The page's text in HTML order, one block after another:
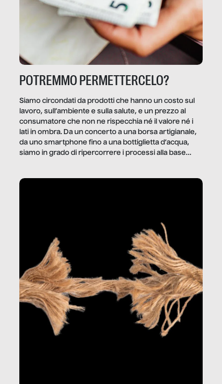
POTREMMO PERMETTERCELO?
Siamo circondati da prodotti che hanno un costo sul
lavoro, sull’ambiente e sulla salute, e un prezzo al
consumatore che non ne rispecchia né il valore né i
lati in ombra. Da un concerto a una borsa artigianale,
da uno smartphone fino a una bottiglietta d’acqua,
siamo in grado di ripercorrere i processi alla base
dietro gli oggetti e i servizi che fanno la nostra vita